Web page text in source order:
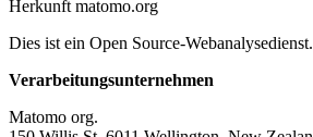
Herkunft matomo.org
Dies ist ein Open Source-Webanalysedienst.
Verarbeitungsunternehmen
Matomo org.